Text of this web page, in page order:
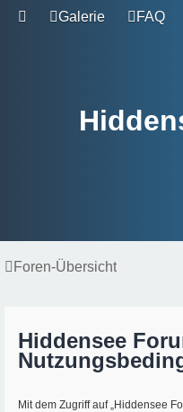
Galerie FAQ
Foren-Übersicht
Hiddensee
Mit dem Zugriff auf „Hiddensee